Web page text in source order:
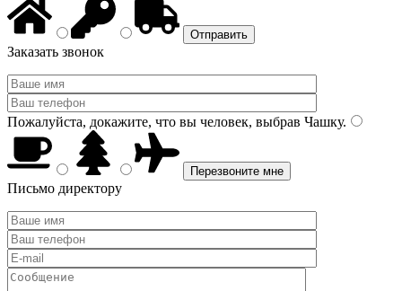
Заказать звонок
Пожалуйста, докажите, что вы человек, выбрав Чашку.
Письмо директору